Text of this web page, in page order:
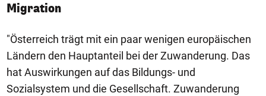
Migration
"Österreich trägt mit ein paar wenigen europäischen
Ländern den Hauptanteil bei der Zuwanderung. Das
hat Auswirkungen auf das Bildungs- und
Sozialsystem und die Gesellschaft. Zuwanderung